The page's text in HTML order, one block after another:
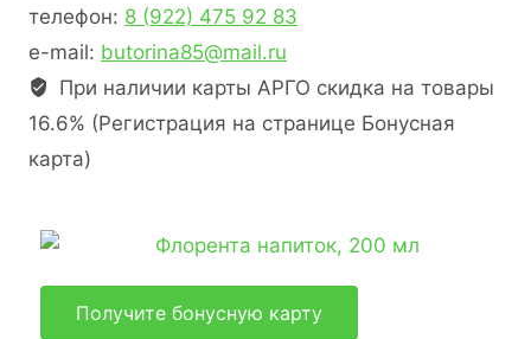
телефон: 8 (922) 475 92 83
e-mail: butorina85@mail.ru
При наличии карты АРГО скидка на товары
16.6% (Регистрация на странице Бонусная
карта)
Получите бонусную карту